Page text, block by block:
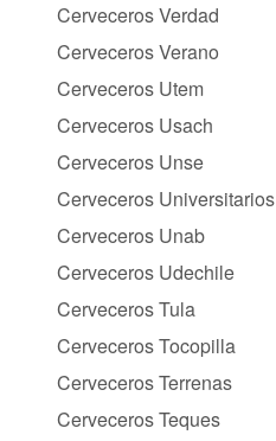
Cerveceros Verdad
Cerveceros Verano
Cerveceros Utem
Cerveceros Usach
Cerveceros Unse
Cerveceros Universitarios
Cerveceros Unab
Cerveceros Udechile
Cerveceros Tula
Cerveceros Tocopilla
Cerveceros Terrenas
Cerveceros Teques